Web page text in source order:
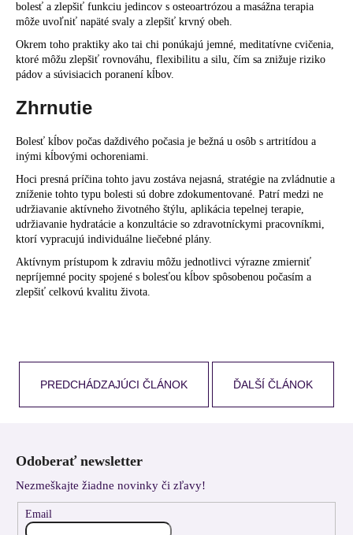
bolesť a zlepšiť funkciu jedincov s osteoartrózou a masážna terapia
môže uvoľniť napäté svaly a zlepšiť krvný obeh.
Okrem toho praktiky ako tai chi ponúkajú jemné, meditatívne cvičenia,
ktoré môžu zlepšiť rovnováhu, flexibilitu a silu, čím sa znižuje riziko
pádov a súvisiacich poranení kĺbov.
Zhrnutie
Bolesť kĺbov počas daždivého počasia je bežná u osôb s artritídou a
inými kĺbovými ochoreniami.
Hoci presná príčina tohto javu zostáva nejasná, stratégie na zvládnutie a
zníženie tohto typu bolesti sú dobre zdokumentované. Patrí medzi ne
udržiavanie aktívneho životného štýlu, aplikácia tepelnej terapie,
udržiavanie hydratácie a konzultácie so zdravotníckymi pracovníkmi,
ktorí vypracujú individuálne liečebné plány.
Aktívnym prístupom k zdraviu môžu jednotlivci výrazne zmierniť
nepríjemné pocity spojené s bolesťou kĺbov spôsobenou počasím a
zlepšiť celkovú kvalitu života.
PREDCHÁDZAJÚCI ČLÁNOK ĎALŠÍ ČLÁNOK
Odoberať newsletter
Nezmeškajte žiadne novinky či zľavy!
Email